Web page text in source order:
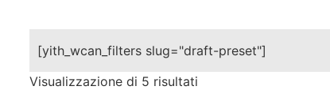
[yith_wcan_filters slug="draft-preset"]
Visualizzazione di 5 risultati